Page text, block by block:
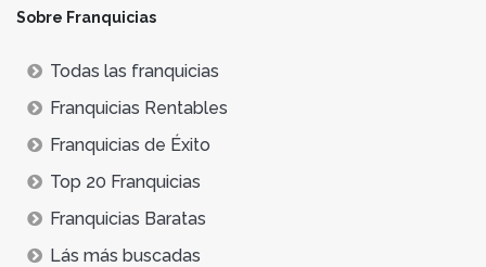
Sobre Franquicias
Todas las franquicias
Franquicias Rentables
Franquicias de Éxito
Top 20 Franquicias
Franquicias Baratas
Lás más buscadas